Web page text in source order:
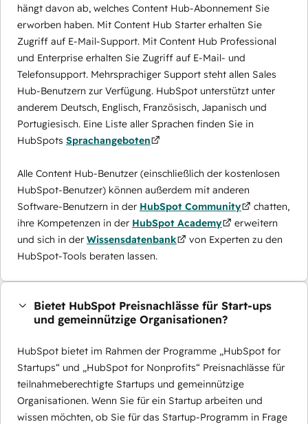
hängt davon ab, welches Content Hub-Abonnement Sie
erworben haben. Mit Content Hub Starter erhalten Sie
Zugriff auf E-Mail-Support. Mit Content Hub Professional
und Enterprise erhalten Sie Zugriff auf E-Mail- und
Telefonsupport. Mehrsprachiger Support steht allen Sales
Hub-Benutzern zur Verfügung. HubSpot unterstützt unter
anderem Deutsch, Englisch, Französisch, Japanisch und
Portugiesisch. Eine Liste aller Sprachen finden Sie in
HubSpots Sprachangeboten
Alle Content Hub-Benutzer (einschließlich der kostenlosen
HubSpot-Benutzer) können außerdem mit anderen
Software-Benutzern in der HubSpot Community
chatten,
ihre Kompetenzen in der HubSpot Academy
erweitern
und sich in der Wissensdatenbank
von Experten zu den
HubSpot-Tools beraten lassen.
Bietet HubSpot Preisnachlässe für Start-ups
und gemeinnützige Organisationen?
HubSpot bietet im Rahmen der Programme „HubSpot for
Startups“ und „HubSpot for Nonprofits“ Preisnachlässe für
teilnahmeberechtigte Startups und gemeinnützige
Organisationen. Wenn Sie für ein Startup arbeiten und
wissen möchten, ob Sie für das Startup-Programm in Frage